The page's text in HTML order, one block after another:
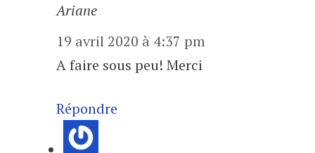
Ariane
19 avril 2020 à 4:37 pm
A faire sous peu! Merci
Répondre